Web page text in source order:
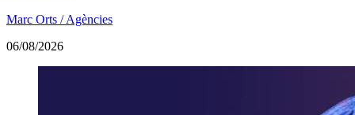
Marc Orts / Agències
06/08/2026